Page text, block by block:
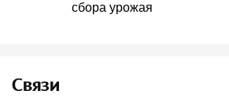
сбора урожая
Связи